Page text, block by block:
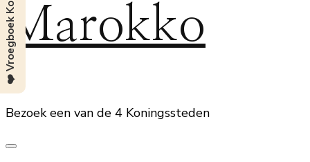
Marokko
Bezoek een van de 4 Koningssteden